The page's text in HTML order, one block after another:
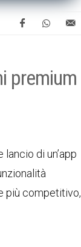
premium
di un’app
più competitivo,